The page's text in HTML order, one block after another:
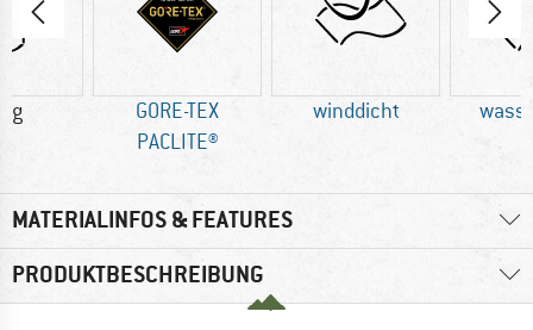
g
GORE-TEX
PACLITE®
winddicht
MATERIALINFOS & FEATURES
PRODUKTBESCHREIBUNG